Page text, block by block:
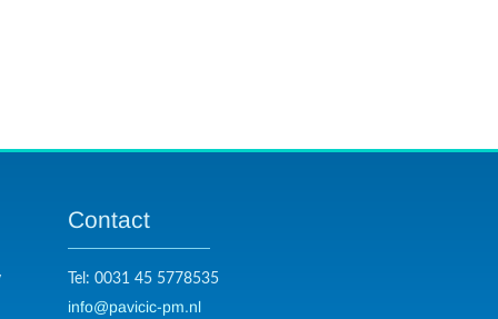
Contact
Tel: 0031 45 5778535
info@pavicic-pm.nl